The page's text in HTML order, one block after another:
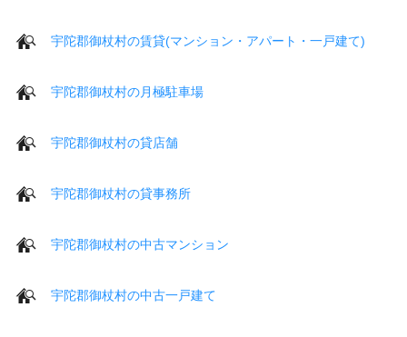
宇陀郡御杖村の賃貸(マンション・アパート・一戸建て)
宇陀郡御杖村の月極駐車場
宇陀郡御杖村の貸店舗
宇陀郡御杖村の貸事務所
宇陀郡御杖村の中古マンション
宇陀郡御杖村の中古一戸建て